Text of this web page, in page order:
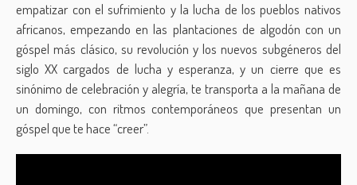
empatizar con el sufrimiento y la lucha de los pueblos nativos
africanos, empezando en las plantaciones de algodón con un
góspel más clásico, su revolución y los nuevos subgéneros del
siglo XX cargados de lucha y esperanza, y un cierre que es
sinónimo de celebración y alegría, te transporta a la mañana de
un domingo, con ritmos contemporáneos que presentan un
góspel que te hace “creer”.